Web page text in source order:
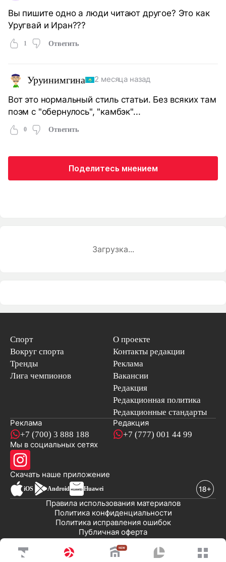
Вы пишите одно а люди читают другое? Это как
Уругвай и Иран???
1 Ответить
Уруинимгина 2 месяца назад
Вот это нормальный стиль статьи. Без всяких там
поэм с "обернулось", "камбэк"...
0 Ответить
Поделитесь мнением
Загрузка...
Спорт
Вокруг спорта
Тренды
Лига чемпионов
О проекте
Контакты редакции
Реклама
Вакансии
Редакция
Редакционная политика
Редакционные стандарты
Реклама
+7 (700) 3 888 188
Редакция
+7 (777) 001 44 99
Мы в социальных сетях
Скачать наше приложениеновостей
iOS Android Huawei
Публичная оферта
Политика исправления ошибок
Политика конфиденциальности
Правила использования материалов